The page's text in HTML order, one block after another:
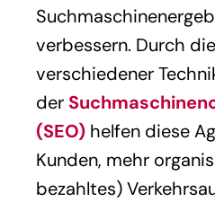
verbessern. Durch
verschiedener
der
(SEO) helfen diese
Kunden, mehr
bezahltes)